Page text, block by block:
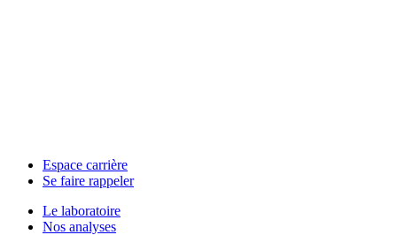
Espace carrière
Se faire rappeler
Le laboratoire
Nos analyses